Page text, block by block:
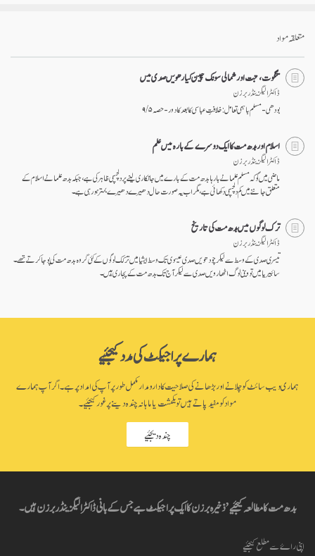
متعلقہ مواد
تنگوت، تبت اور شمالی سونگ چین گیارھویں صدی میں
ڈاکٹر الیگزینڈر برزن
بودھی-مسلم باہمی تعامل: خلافتِ عباسی کا بعد کا دور - حصہ ۵ / ۹
اسلام اور بدھ مت کا ایک دوسرے کے بارہ میں علم
ڈاکٹر الیگزینڈر برزن
ماضی میں گو کہ مسلم علما نے بارہا بدھ مت کے بارے میں جانکاری لینے پر دلچسپی ظاہر کی ہے، جبکہ بدھ علما نے اسلام کے
متعلق جاننے میں کم دلچسپی دکھائی ہے، مگر اب یہ صورت حال دھیرے دھیرے بہتر ہو رہی ہے۔
ترک لوگوں میں بدھ مت کی تاریخ
ڈاکٹر الیگزینڈر برزن
تیسری صدی کے وسط سے لیکر چودھویں صدی عیسوی تک وسط ایشیا میں ترکک لوگوں کے کئی گروہ بدھ مت کی پوجا کرتے تھے۔
سائبیریا میں تووینی لوگ اٹھارویں صدی سے لیکر آج تک بدھ مت کے پجاری ہیں۔
ہمارے پراجیکٹ کی مدد کیجئیے
ہماری ویب سائٹ کو چلانے اور بڑھانے کی صلاحیت کا دارومدار مکمل طور پر آپ کی امداد پر ہے۔ اگر آپ ہمارے
مواد کو مفید پاتے ہیں تو یکمشت یا ماہانہ چندہ دینے پر غور کیجئیے۔
چندہ دیجئیے
بدھ مت کا مطالعہ کیجئیے’ ذخیرہ برزن کا ایک پراجیکٹ ہے جس کے بانی ڈاکٹر الیگزینڈر برزن ہیں۔
اپنی راۓ سے مطلع کیجئیے